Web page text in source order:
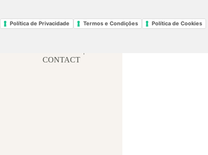
BLOG | MEDIA
CONTACT
Política de Privacidade Termos e Condições Política de Cookies